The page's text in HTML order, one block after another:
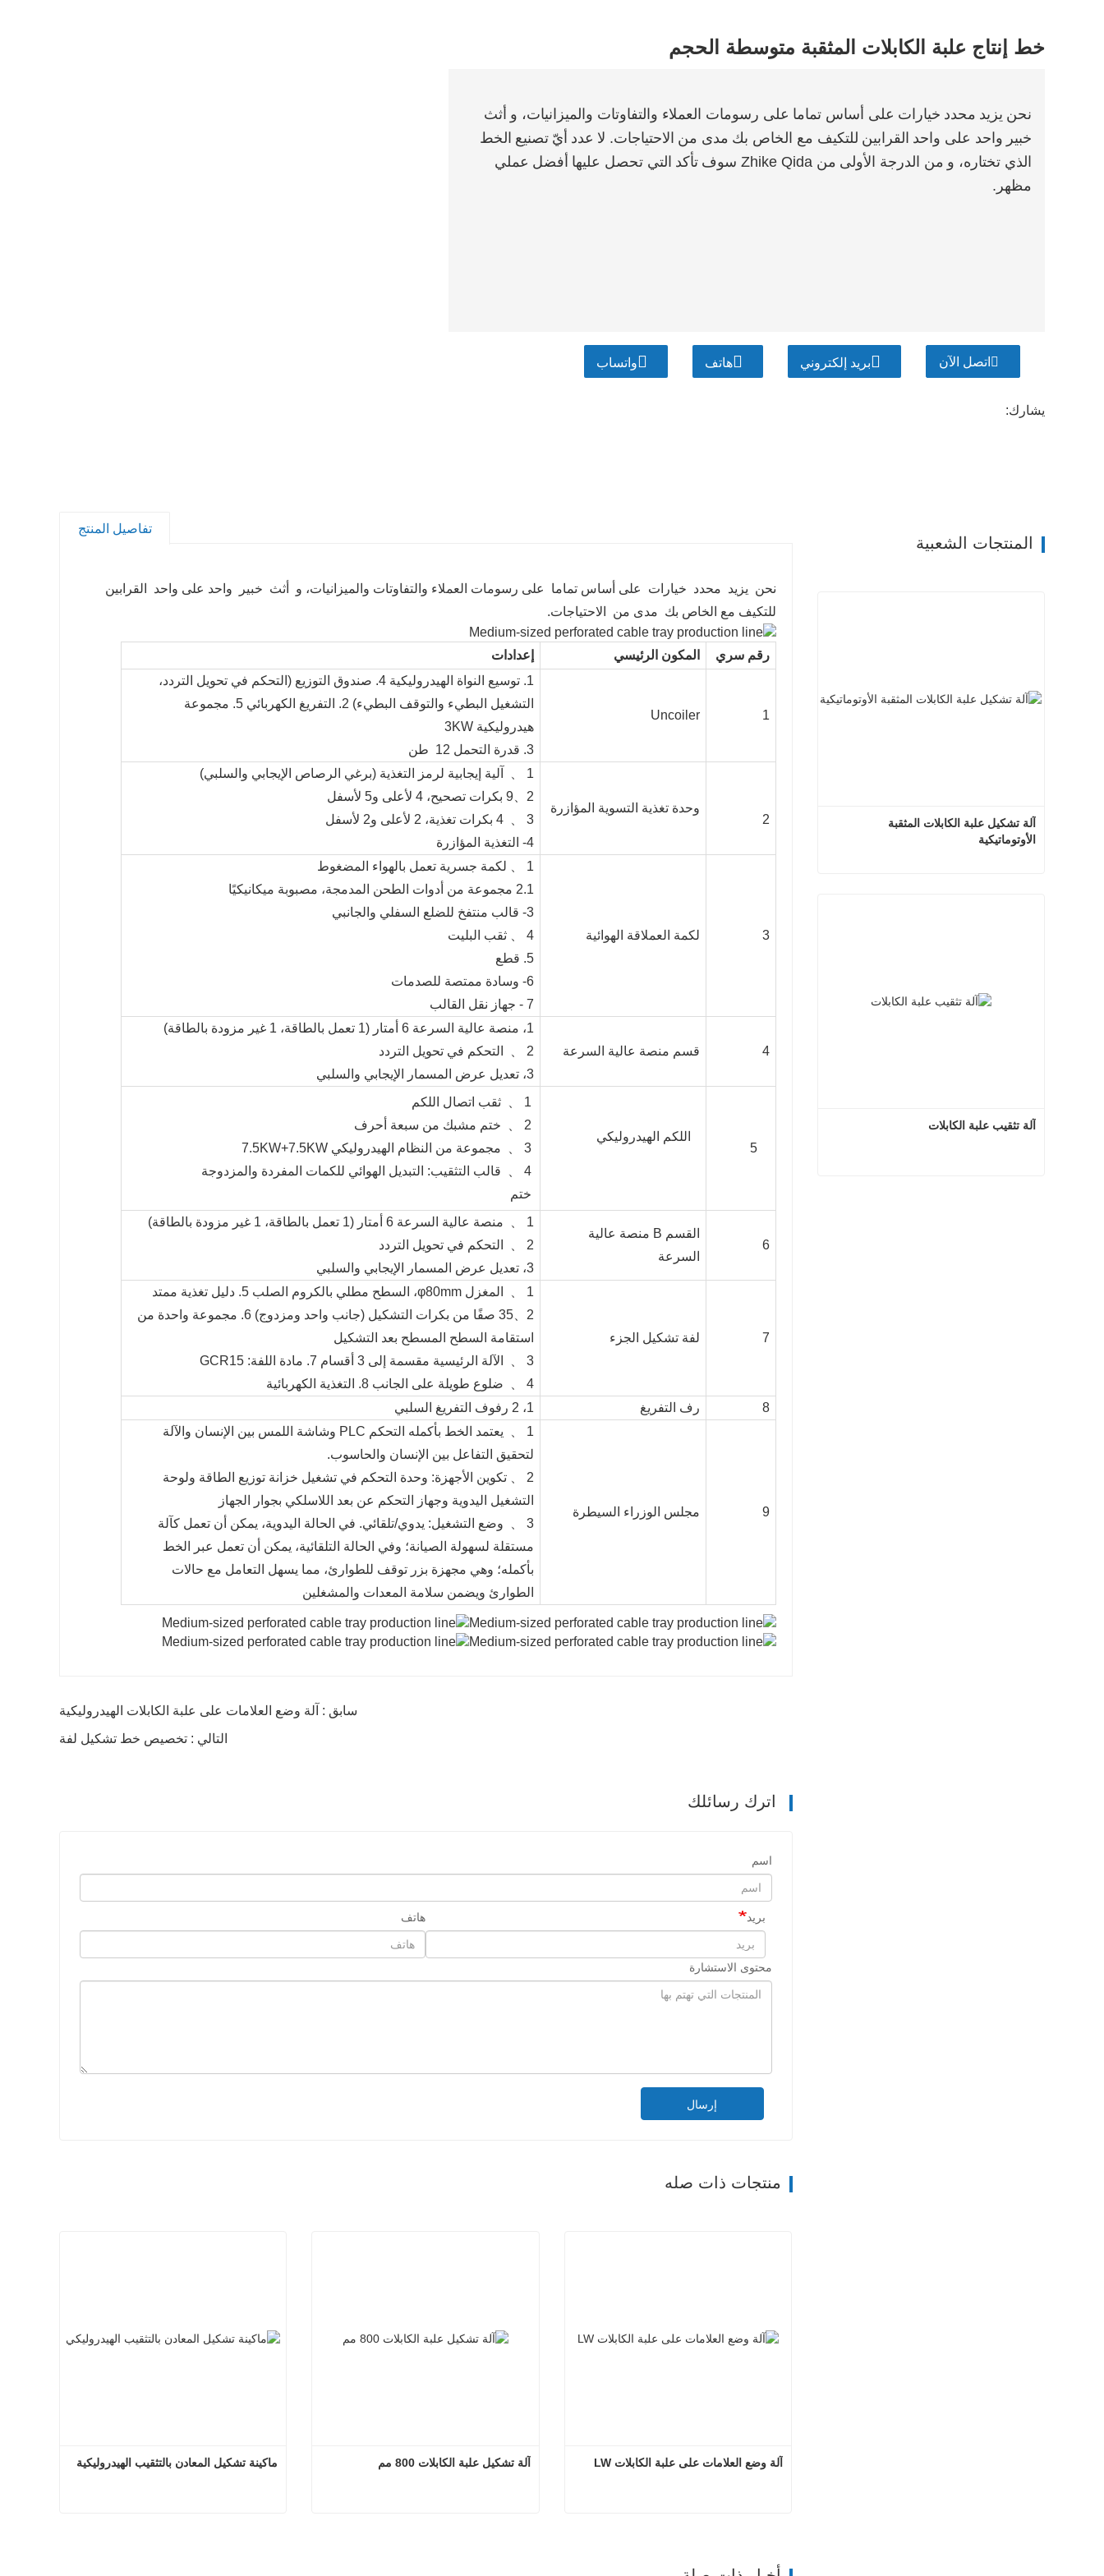
خط إنتاج علبة الكابلات المثقبة متوسطة الحجم
نحن يزيد محدد خيارات على أساس تماما على رسومات العملاء والتفاوتات والميزانيات، و أثث
خبير واحد على واحد القرابين للتكيف مع الخاص بك مدى من الاحتياجات. لا عدد أيّ تصنيع الخط
الذي تختاره، و من الدرجة الأولى من Zhike Qida سوف تأكد التي تحصل عليها أفضل عملي
مظهر.
اتصل الآن بريد إلكتروني هاتف واتساب
يشارك:
تفاصيل المنتج
نحن يزيد محدد خيارات على أساس تماما على رسومات العملاء والتفاوتات والميزانيات، و أثث خبير واحد على واحد القرابين
للتكيف مع الخاص بك مدى من الاحتياجات.
رقم سري المكون الرئيسي إعدادات
1
Uncoiler
1. توسيع النواة الهيدروليكية 4. صندوق التوزيع (التحكم في تحويل التردد،
التشغيل البطيء والتوقف البطيء) 2. التفريغ الكهربائي 5. مجموعة
هيدروليكية 3KW
3. قدرة التحمل 12
طن
2
وحدة تغذية التسوية المؤازرة
1 、
آلية إيجابية لرمز التغذية (برغي الرصاص الإيجابي والسلبي)
2、9 بكرات تصحيح، 4 لأعلى و5 لأسفل
3 、
4 بكرات تغذية، 2 لأعلى و2 لأسفل
4- التغذية المؤازرة
3 لكمة العملاقة الهوائية
1 、 لكمة جسرية تعمل بالهواء المضغوط
2.1 مجموعة من أدوات الطحن المدمجة، مصبوبة ميكانيكيًا
3- قالب منتفخ للضلع السفلي والجانبي
4 、 ثقب البليت
5. قطع
6- وسادة ممتصة للصدمات
7 - جهاز نقل القالب
4 قسم منصة عالية السرعة
1،
منصة عالية السرعة 6 أمتار (1 تعمل بالطاقة، 1 غير مزودة بالطاقة)
2 、
التحكم في تحويل التردد
3، تعديل عرض المسمار الإيجابي والسلبي
5
اللكم الهيدروليكي
1 、
ثقب اتصال اللكم
2 、
ختم مشبك من سبعة أحرف
3 、
مجموعة من النظام الهيدروليكي 7.5KW+7.5KW
4 、
قالب التثقيب: التبديل الهوائي للكمات المفردة والمزدوجة
ختم
6
القسم B منصة عالية
السرعة
1 、
منصة عالية السرعة 6 أمتار (1 تعمل بالطاقة، 1 غير مزودة بالطاقة)
2 、
التحكم في تحويل التردد
3، تعديل عرض المسمار الإيجابي والسلبي
7 لفة تشكيل الجزء
1 、
المغزل φ80mm، السطح مطلي بالكروم الصلب 5. دليل تغذية ممتد
2、35 صفًا من بكرات التشكيل (جانب واحد ومزدوج) 6. مجموعة واحدة من
استقامة السطح المسطح بعد التشكيل
3 、
الآلة الرئيسية مقسمة إلى 3 أقسام 7. مادة اللفة: GCR15
4 、
ضلوع طويلة على الجانب 8. التغذية الكهربائية
8
رف التفريغ 1، 2 رفوف التفريغ السلبي
9 مجلس الوزراء السيطرة
1 、
يعتمد الخط بأكمله التحكم PLC وشاشة اللمس بين الإنسان والآلة
لتحقيق التفاعل بين الإنسان والحاسوب.
2 、 تكوين الأجهزة: وحدة التحكم في تشغيل خزانة توزيع الطاقة ولوحة
التشغيل اليدوية وجهاز التحكم عن بعد اللاسلكي بجوار الجهاز
3 、
وضع التشغيل: يدوي/تلقائي. في الحالة اليدوية، يمكن أن تعمل كآلة
مستقلة لسهولة الصيانة؛ وفي الحالة التلقائية، يمكن أن تعمل عبر الخط
بأكمله؛ وهي مجهزة بزر توقف للطوارئ، مما يسهل التعامل مع حالات
الطوارئ ويضمن سلامة المعدات والمشغلين
سابق : آلة وضع العلامات على علبة الكابلات الهيدروليكية
التالي : تخصيص خط تشكيل لفة
اترك رسائلك
اسم
بريد هاتف
محتوى الاستشارة
إرسال
منتجات ذات صله
ماكينة تشكيل المعادن بالتثقيب الهيدروليكية آلة تشكيل علبة الكابلات 800 مم آلة وضع العلامات على علبة الكابلات LW
المنتجات الشعبية
الأوتوماتيكية
آلة تثقيب علبة الكابلات